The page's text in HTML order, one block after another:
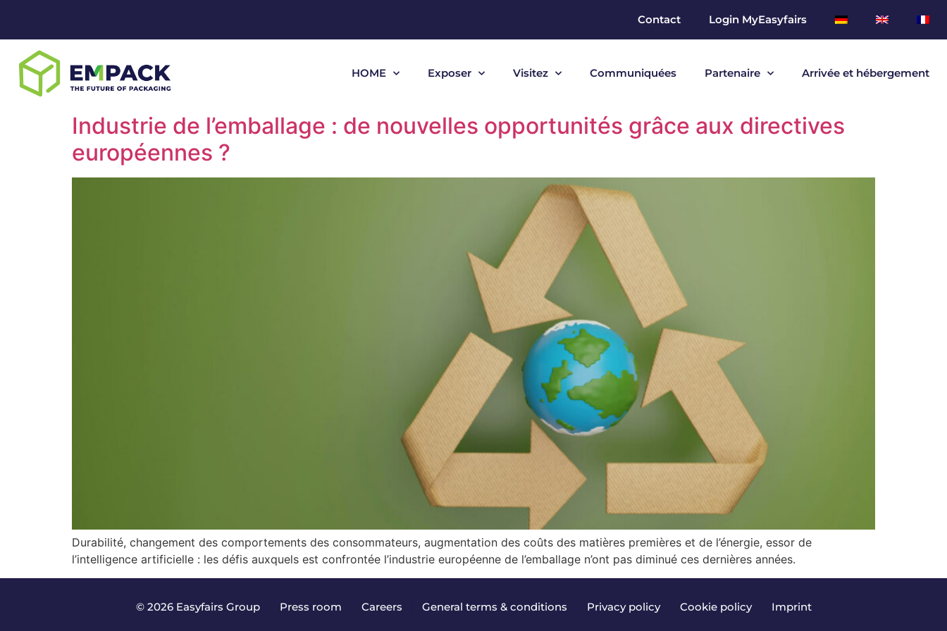
Contact Login MyEasyfairs
HOME Exposer Visitez Communiquées Partenaire Arrivée et hébergement
Industrie de l’emballage : de nouvelles opportunités grâce aux directives
européennes ?
Durabilité, changement des comportements des consommateurs, augmentation des coûts des matières premières et de l’énergie, essor de
l’intelligence artificielle : les défis auxquels est confrontée l’industrie européenne de l’emballage n’ont pas diminué ces dernières années.
© 2026 Easyfairs Group| Press room Careers General terms & conditions Privacy policy| Cookie policy| Imprint